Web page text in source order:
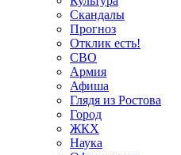
Скандалы
Прогноз
Отклик есть!
СВО
Армия
Афиша
Глядя из Ростова
Город
ЖКХ
Наука